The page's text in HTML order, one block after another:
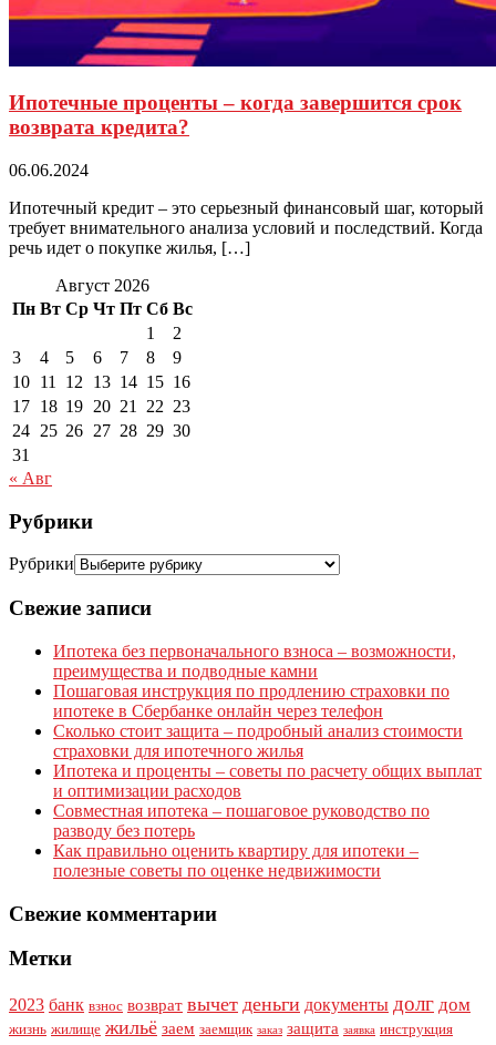
Ипотечные проценты – когда завершится срок
возврата кредита?
06.06.2024
Ипотечный кредит – это серьезный финансовый шаг, который
требует внимательного анализа условий и последствий. Когда
речь идет о покупке жилья, […]
Август 2026
Пн Вт Ср Чт Пт Сб Вс
1
2
3
4 5 6 7 8
9
10 11 12 13 14 15 16
17 18 19 20 21 22 23
24 25 26 27 28 29 30
31
« Авг
Рубрики
Рубрики
Свежие записи
Ипотека без первоначального взноса – возможности,
преимущества и подводные камни
Пошаговая инструкция по продлению страховки по
ипотеке в Сбербанке онлайн через телефон
Сколько стоит защита – подробный анализ стоимости
страховки для ипотечного жилья
Ипотека и проценты – советы по расчету общих выплат
и оптимизации расходов
Совместная ипотека – пошаговое руководство по
разводу без потерь
Как правильно оценить квартиру для ипотеки –
полезные советы по оценке недвижимости
Свежие комментарии
Метки
2023 банк взнос возврат вычет деньги документы долг дом
жизнь жилище жильё заем заемщик заказ защита заявка инструкция